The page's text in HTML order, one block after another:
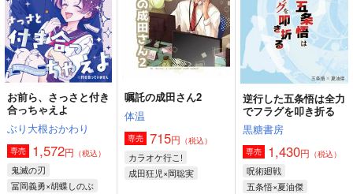
お前ら、さっさと付き
合っちゃえよ
ぶり大根おかわり
専売 1,572円 （税込）
鬼滅の刃
冨岡義勇×胡蝶しのぶ
嘱託の成田さん2
体温
専売 715円 （税込）
カラオケ行こ!
成田狂児×岡聡実
逆行した五条悟は全力
でフラグを叩き折る
黒糖書房
専売 1,430円 （税込）
呪術廻戦
五条悟×夏油傑